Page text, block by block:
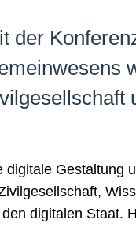
der
digitale Gestaltung
digitalen Staat.